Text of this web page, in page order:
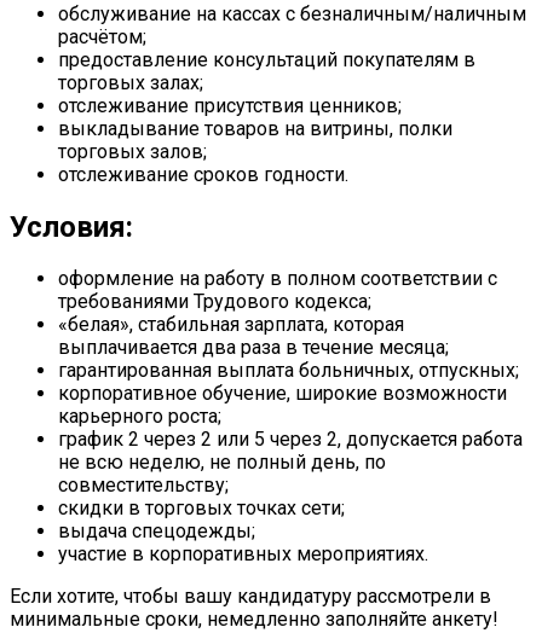
обслуживание на кассах с безналичным/наличным
расчётом;
предоставление консультаций покупателям в
торговых залах;
отслеживание присутствия ценников;
выкладывание товаров на витрины, полки
торговых залов;
отслеживание сроков годности.
Условия:
оформление на работу в полном соответствии с
требованиями Трудового кодекса;
«белая», стабильная зарплата, которая
выплачивается два раза в течение месяца;
гарантированная выплата больничных, отпускных;
корпоративное обучение, широкие возможности
карьерного роста;
график 2 через 2 или 5 через 2, допускается работа
не всю неделю, не полный день, по
совместительству;
скидки в торговых точках сети;
выдача спецодежды;
участие в корпоративных мероприятиях.
Если хотите, чтобы вашу кандидатуру рассмотрели в
минимальные сроки, немедленно заполняйте анкету!